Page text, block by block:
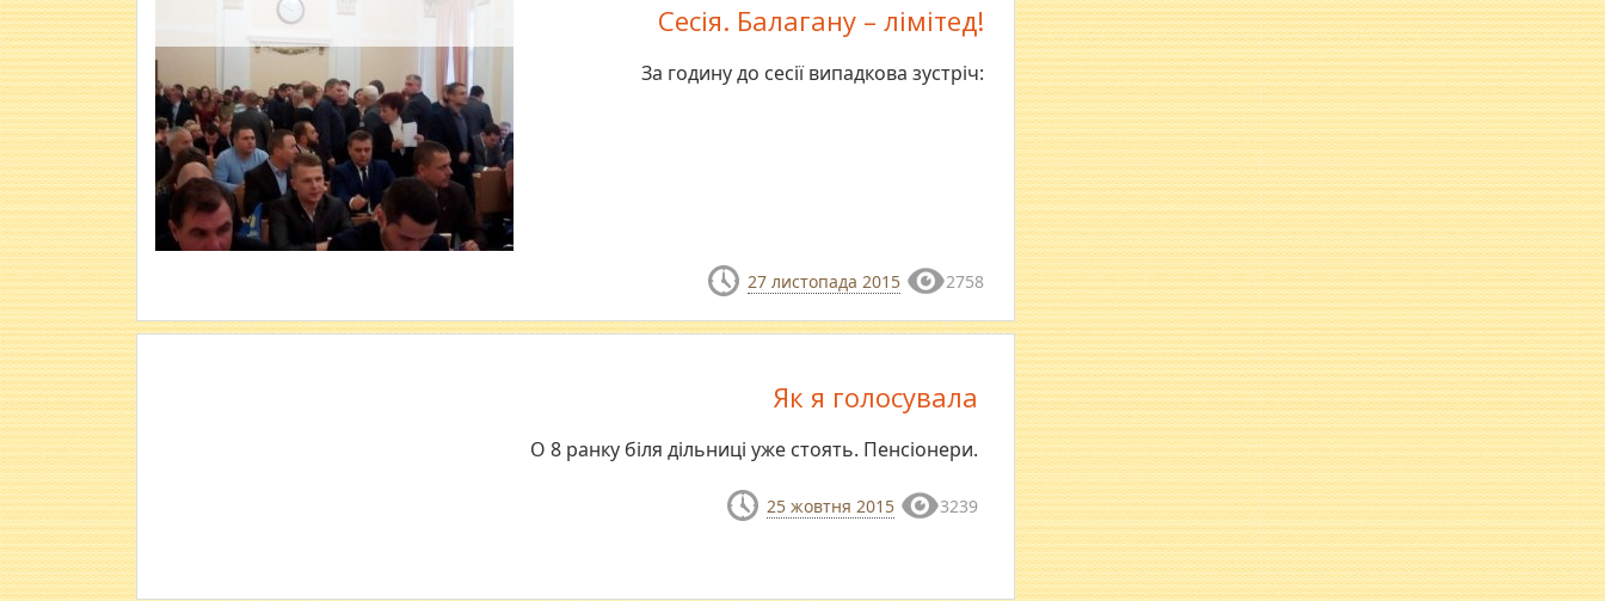
Сесія. Балагану – лімітед!
За годину до сесії випадкова зустріч:
27 листопада 2015 2758
Як я голосувала
О 8 ранку біля дільниці уже стоять. Пенсіонери.
25 жовтня 2015 3239